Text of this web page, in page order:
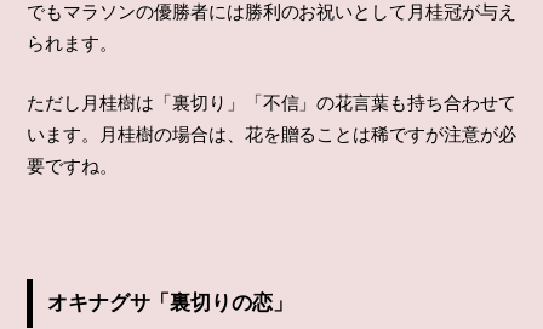
でもマラソンの優勝者には勝利のお祝いとして月桂冠が与え
られます。
ただし月桂樹は「裏切り」「不信」の花言葉も持ち合わせて
います。月桂樹の場合は、花を贈ることは稀ですが注意が必
要ですね。
オキナグサ「裏切りの恋」